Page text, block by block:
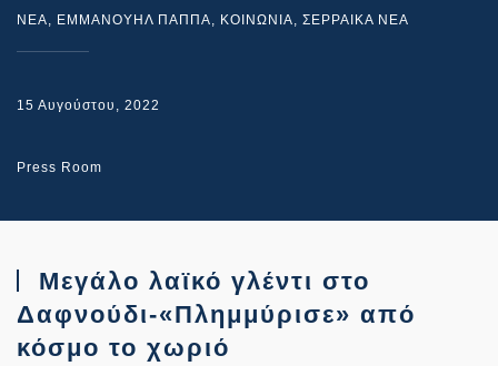
NEA, ΕΜΜΑΝΟΥΗΛ ΠΑΠΠΑ, ΚΟΙΝΩΝΙΑ, ΣΕΡΡΑΙΚΑ ΝΕΑ
15 Αυγούστου, 2022
Press Room
Μεγάλο λαϊκό γλέντι στο
Δαφνούδι-«Πλημμύρισε» από
κόσμο το χωριό